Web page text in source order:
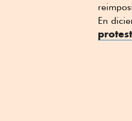
En